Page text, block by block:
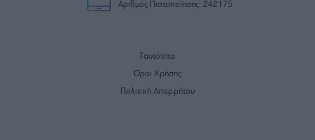
Αριθμός Πιστοποίησης: 242175
Ταυτότητα
Όροι Χρήσης
Πολιτική Απορρήτου